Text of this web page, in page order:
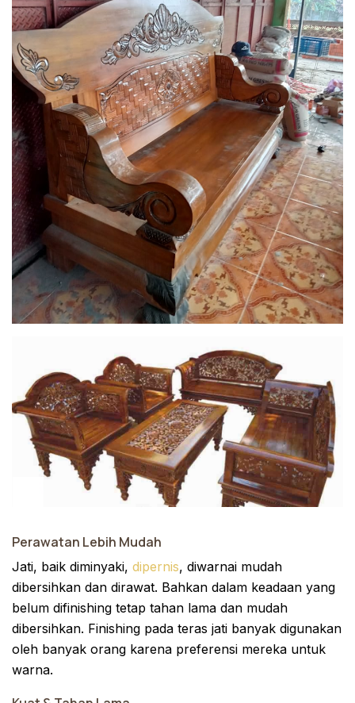
Perawatan Lebih Mudah
Jati, baik diminyaki, dipernis, diwarnai mudah
dibersihkan dan dirawat. Bahkan dalam keadaan yang
belum difinishing tetap tahan lama dan mudah
dibersihkan. Finishing pada teras jati banyak digunakan
oleh banyak orang karena preferensi mereka untuk
warna.